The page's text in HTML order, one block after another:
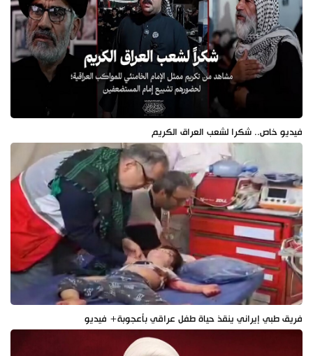
فيديو خاص.. شكرا لشعب العراق الكريم
فريق طبي إيراني ينقذ حياة طفل عراقي بأعجوبة+ فيديو